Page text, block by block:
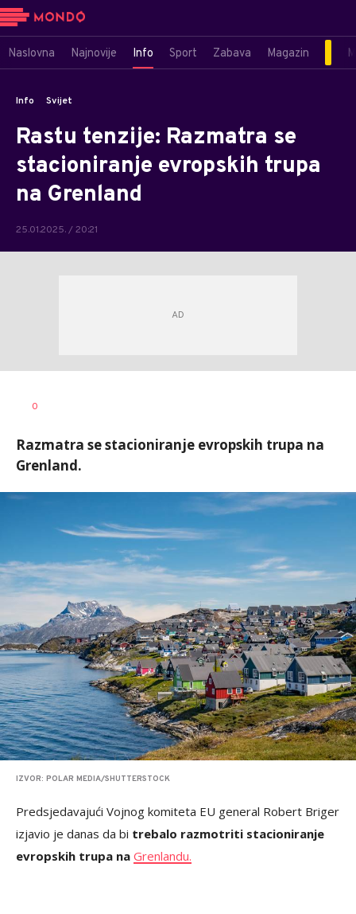
Naslovna Najnovije Info Sport Zabava Magazin
Info Svijet
Rastu tenzije: Razmatra se
stacioniranje evropskih trupa
na Grenland
25.01.2025. / 20:21
0
Razmatra se stacioniranje evropskih trupa na
Grenland.
IZVOR: POLAR MEDIA/SHUTTERSTOCK
Predsjedavajući Vojnog komiteta EU general Robert Briger
izjavio je danas da bi trebalo razmotriti stacioniranje
evropskih trupa na Grenlandu.